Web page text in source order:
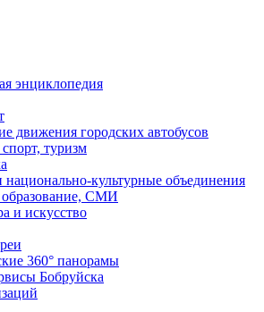
энциклопедия
движения городских автобусов
спорт, туризм
национально-культурные объединения
образование, СМИ
и искусство
360° панорамы
Бобруйска